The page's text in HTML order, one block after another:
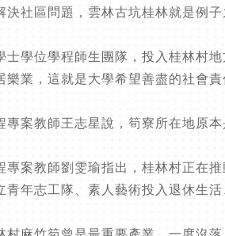
社區問題，雲林古坑桂林就是例子
士學位學程師生團隊，投入桂林村
業，這就是大學希望善盡的社會責
專案教師王志星說，筍寮所在地原
專案教師劉雯瑜指出，桂林村正在
青年志工隊、素人藝術投入退休生